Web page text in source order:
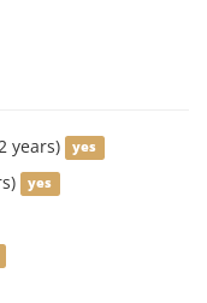
years) yes
yes